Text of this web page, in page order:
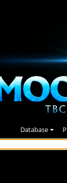
Database